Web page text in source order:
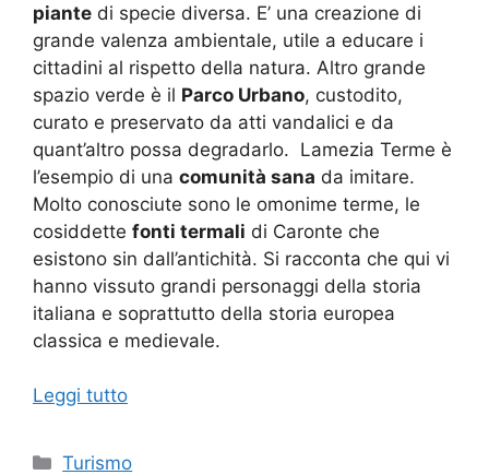
piante di specie diversa. E’ una creazione di
grande valenza ambientale, utile a educare i
cittadini al rispetto della natura. Altro grande
spazio verde è il Parco Urbano, custodito,
curato e preservato da atti vandalici e da
quant’altro possa degradarlo. Lamezia Terme è
l’esempio di una comunità sana da imitare.
Molto conosciute sono le omonime terme, le
cosiddette fonti termali di Caronte che
esistono sin dall’antichità. Si racconta che qui vi
hanno vissuto grandi personaggi della storia
italiana e soprattutto della storia europea
classica e medievale.
Leggi tutto
Categorie
Turismo